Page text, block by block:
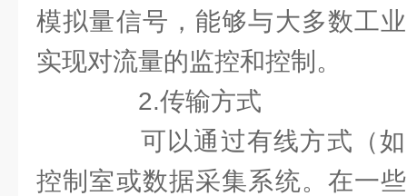
模拟量信号，能够与大多数工
实现对流量的监控和控制。
2.传输方式
可以通过有线方式（如
控制室或数据采集系统。在一